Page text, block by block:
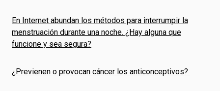
En Internet abundan los métodos para interrumpir la
menstruación durante una noche. ¿Hay alguna que
funcione y sea segura?
¿Previenen o provocan cáncer los anticonceptivos?